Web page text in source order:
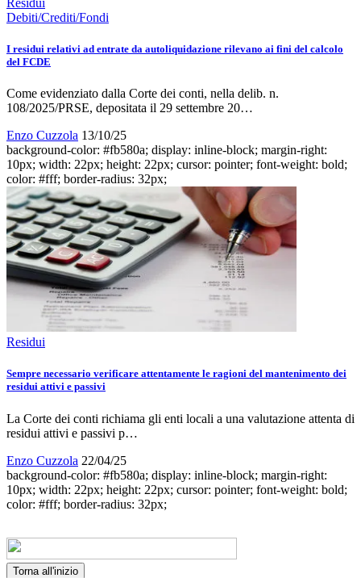
Debiti/Crediti/Fondi
I residui relativi ad entrate da autoliquidazione rilevano ai fini del calcolo
del FCDE
Come evidenziato dalla Corte dei conti, nella delib. n.
108/2025/PRSE, depositata il 29 settembre 20…
Enzo Cuzzola 13/10/25
background-color: #fb580a; display: inline-block; margin-right:
10px; width: 22px; height: 22px; cursor: pointer; font-weight: bold;
color: #fff; border-radius: 32px;
Residui
Sempre necessario verificare attentamente le ragioni del mantenimento dei
residui attivi e passivi
La Corte dei conti richiama gli enti locali a una valutazione attenta di
residui attivi e passivi p…
Enzo Cuzzola 22/04/25
background-color: #fb580a; display: inline-block; margin-right:
10px; width: 22px; height: 22px; cursor: pointer; font-weight: bold;
color: #fff; border-radius: 32px;
Torna all'inizio